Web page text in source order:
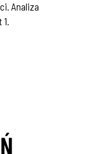
Analiza